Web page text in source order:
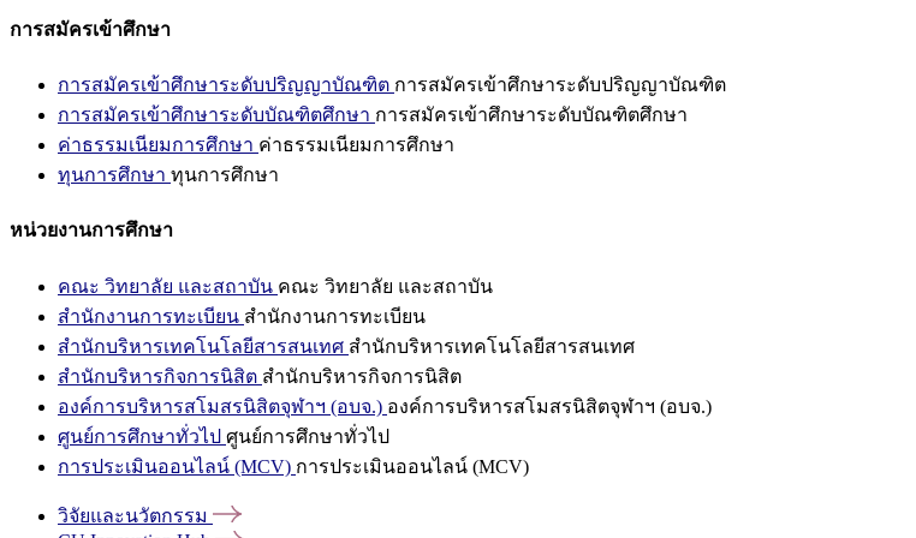
การสมัครเข้าศึกษา
การสมัครเข้าศึกษาระดับปริญญาบัณฑิต การสมัครเข้าศึกษาระดับปริญญาบัณฑิต
การสมัครเข้าศึกษาระดับบัณฑิตศึกษา การสมัครเข้าศึกษาระดับบัณฑิตศึกษา
ค่าธรรมเนียมการศึกษา ค่าธรรมเนียมการศึกษา
ทุนการศึกษา ทุนการศึกษา
หน่วยงานการศึกษา
คณะ วิทยาลัย และสถาบัน คณะ วิทยาลัย และสถาบัน
สำนักงานการทะเบียน สำนักงานการทะเบียน
สำนักบริหารเทคโนโลยีสารสนเทศ สำนักบริหารเทคโนโลยีสารสนเทศ
สำนักบริหารกิจการนิสิต สำนักบริหารกิจการนิสิต
องค์การบริหารสโมสรนิสิตจุฬาฯ (อบจ.) องค์การบริหารสโมสรนิสิตจุฬาฯ (อบจ.)
ศูนย์การศึกษาทั่วไป ศูนย์การศึกษาทั่วไป
การประเมินออนไลน์ (MCV) การประเมินออนไลน์ (MCV)
วิจัยและนวัตกรรม